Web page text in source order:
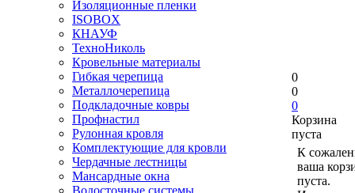
Изоляционные пленки
ISOBOX
КНАУФ
ТехноНиколь
Кровельные материалы
Гибкая черепица
Металлочерепица
Подкладочные ковры
Профнастил
Рулонная кровля
Комплектующие для кровли
Чердачные лестницы
Мансардные окна
Водосточные системы
0
0
0
Корзина
пуста
К
ваша
пуста.